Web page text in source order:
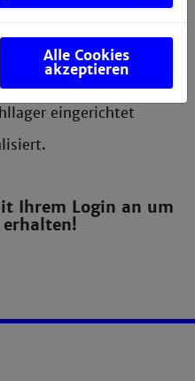
Abschottung zum
eingerichtet
Ihrem Login an um
Alle Cookies
akzeptieren